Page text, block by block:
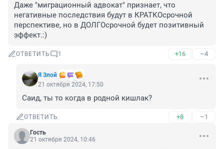
Даже "миграционный адвокат" признает, что
негативные последствия будут в КРАТКОсрочной
перспективе, но в ДОЛГОсрочной будет позитивный
эффект.:)
ОТВЕТИТЬ 1 +16 –4
Я Злой
21 октября 2024, 17:50
Саид, ты то когда в родной кишлак?
ОТВЕТИТЬ +8 –1
Гость
21 октября 2024, 10:46